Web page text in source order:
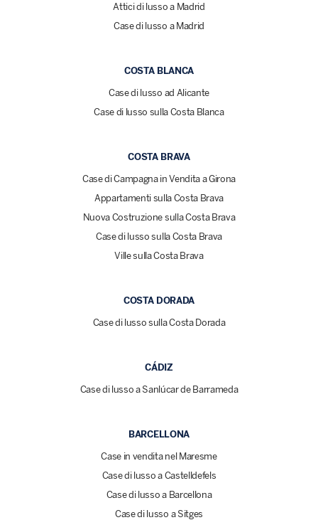
Attici di lusso a Madrid
Case di lusso a Madrid
COSTA BLANCA
Case di lusso ad Alicante
Case di lusso sulla Costa Blanca
COSTA BRAVA
Case di Campagna in Vendita a Girona
Appartamenti sulla Costa Brava
Nuova Costruzione sulla Costa Brava
Case di lusso sulla Costa Brava
Ville sulla Costa Brava
COSTA DORADA
Case di lusso sulla Costa Dorada
CÁDIZ
Case di lusso a Sanlúcar de Barrameda
BARCELLONA
Case in vendita nel Maresme
Case di lusso a Castelldefels
Case di lusso a Barcellona
Case di lusso a Sitges